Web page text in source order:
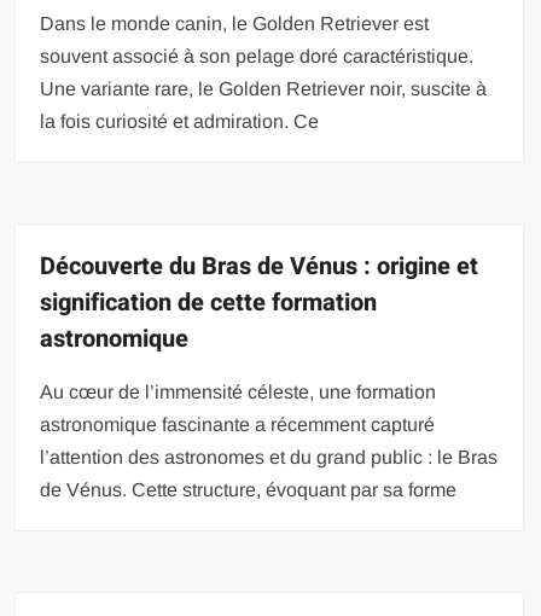
Dans le monde canin, le Golden Retriever est
souvent associé à son pelage doré caractéristique.
Une variante rare, le Golden Retriever noir, suscite à
la fois curiosité et admiration. Ce
Découverte du Bras de Vénus : origine et
signification de cette formation
astronomique
Au cœur de l’immensité céleste, une formation
astronomique fascinante a récemment capturé
l’attention des astronomes et du grand public : le Bras
de Vénus. Cette structure, évoquant par sa forme